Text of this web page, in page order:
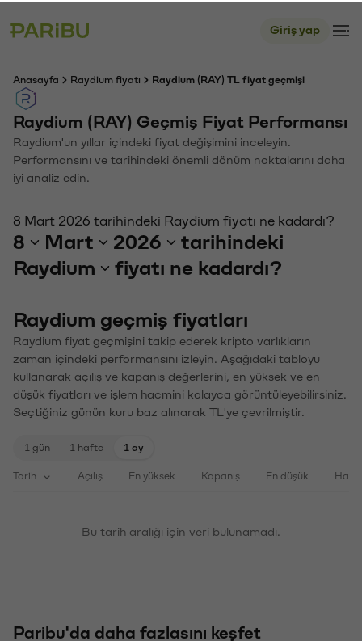
Giriş yap
Anasayfa Raydium fiyatı Raydium (RAY) TL fiyat geçmişi
Raydium (RAY) Geçmiş Fiyat Performansı
Raydium'un yıllar içindeki fiyat değişimini inceleyin.
Performansını ve tarihindeki önemli dönüm noktalarını daha
iyi analiz edin.
8 Mart 2026 tarihindeki Raydium fiyatı ne kadardı?
8 Mart 2026
tarihindeki
Raydium
fiyatı ne kadardı?
Raydium geçmiş fiyatları
Raydium fiyat geçmişini takip ederek kripto varlıkların
zaman içindeki performansını izleyin. Aşağıdaki tabloyu
kullanarak açılış ve kapanış değerlerini, en yüksek ve en
düşük fiyatları ve işlem hacmini kolayca görüntüleyebilirsiniz.
Seçtiğiniz günün kuru baz alınarak TL'ye çevrilmiştir.
1 gün 1 hafta 1 ay
Tarih Açılış En yüksek Kapanış En düşük
Bu tarih aralığı için veri bulunamadı.
Paribu'da daha fazlasını keşfet